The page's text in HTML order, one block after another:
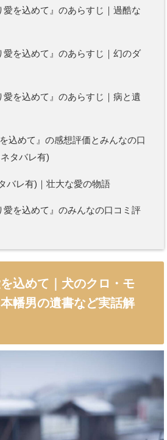
愛を込めて』のあらすじ｜過酷な
愛を込めて』のあらすじ｜幻のダ
愛を込めて』のあらすじ｜病と遺
込めて』の感想評価とみんなの口
タバレ有)
バレ有)｜壮大な愛の物語
愛を込めて』のみんなの口コミ評
込めて｜犬のクロ・モ
幡男の遺書など実話解